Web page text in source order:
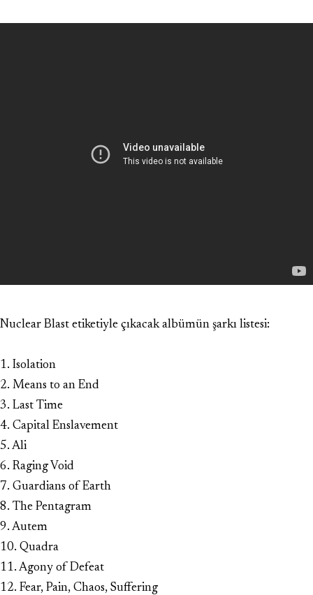
Nuclear Blast etiketiyle çıkacak albümün şarkı listesi:
1. Isolation
2. Means to an End
3. Last Time
4. Capital Enslavement
5. Ali
6. Raging Void
7. Guardians of Earth
8. The Pentagram
9. Autem
10. Quadra
11. Agony of Defeat
12. Fear, Pain, Chaos, Suffering